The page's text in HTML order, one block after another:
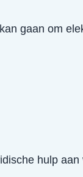
gaan om
hulp aan